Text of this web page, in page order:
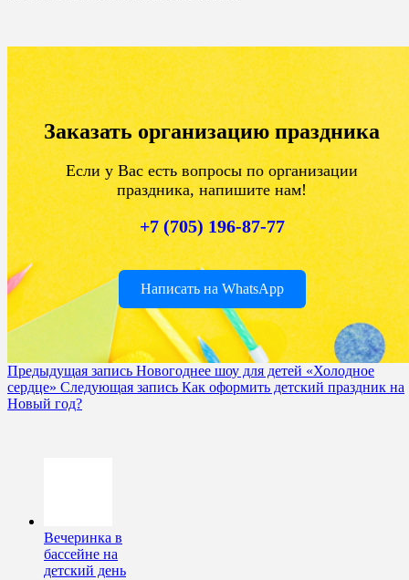
Заказать организацию праздника
Если у Вас есть вопросы по организации
праздника, напишите нам!
+7 (705) 196-87-77
Написать на WhatsApp
Предыдущая запись Новогоднее шоу для детей «Холодное
сердце» Следующая запись Как оформить детский праздник на
Новый год?
Вечеринка в
бассейне на
детский день